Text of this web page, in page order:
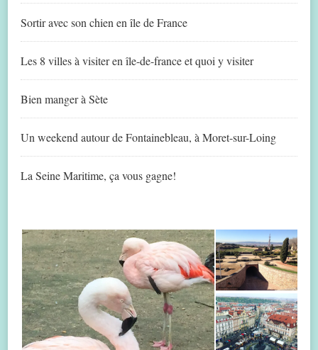
Sortir avec son chien en île de France
Les 8 villes à visiter en île-de-france et quoi y visiter
Bien manger à Sète
Un weekend autour de Fontainebleau, à Moret-sur-Loing
La Seine Maritime, ça vous gagne!